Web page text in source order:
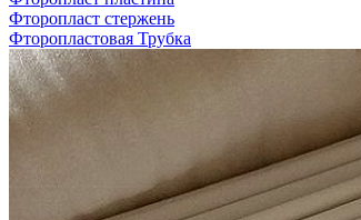
Фторопласт стержень
Фторопластовая Трубка